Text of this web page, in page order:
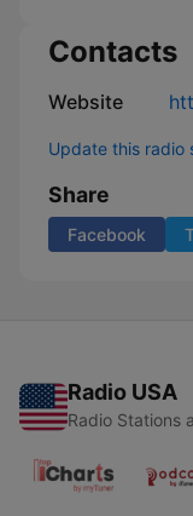
Contacts
Website
Update this radio
Share
Facebook
Radio USA
Radio Stations